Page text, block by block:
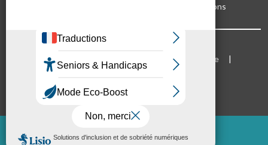
Inscrivez-vous à nos lettres d'informations
Mentions légales Plan du site